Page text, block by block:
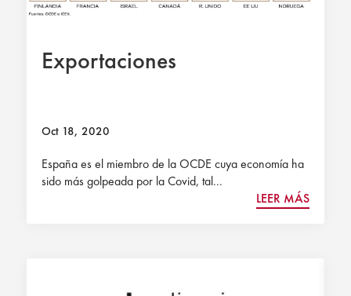
Exportaciones
Oct 18, 2020
España es el miembro de la OCDE cuya economía ha
sido más golpeada por la Covid, tal...
LEER MÁS